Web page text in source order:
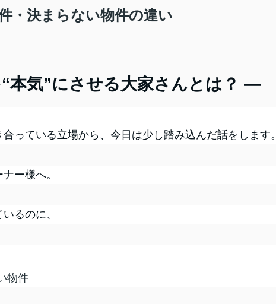
・決まらない物件の違い
本気”にさせる大家さんとは？ ―
っている立場から、今日は少し踏み込んだ話をします。
ー様へ。
るのに、
物件